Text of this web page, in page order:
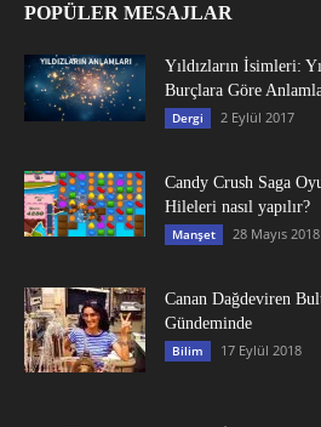
POPÜLER MESAJLAR
Yıldızların İsimleri:
Burçlara Göre
Dergi 2 Eylül 2017
Candy Crush Saga
Hileleri nasıl yapılır?
Manşet 28 Mayıs 2018
Canan Dağdeviren
Gündeminde
Bilim 17 Eylül 2018